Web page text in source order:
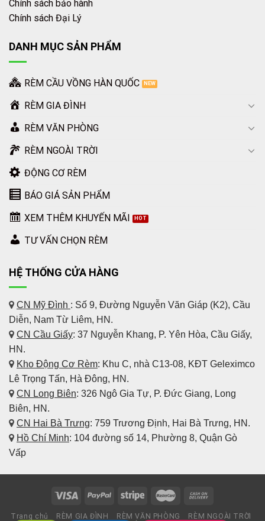
Chính sách bảo hành
Chính sách Đại Lý
DANH MỤC SẢN PHẨM
RÈM CẦU VỒNG HÀN QUỐC
RÈM GIA ĐÌNH
RÈM VĂN PHÒNG
RÈM NGOÀI TRỜI
ĐỘNG CƠ RÈM
BÁO GIÁ SẢN PHẨM
XEM THÊM KHUYẾN MÃI
TƯ VẤN CHỌN RÈM
HỆ THỐNG CỬA HÀNG
CN Mỹ Đình : Số 9, Đường Nguyễn Văn Giáp (K2), Cầu
Diễn, Nam Từ Liêm, HN.
CN Cầu Giấy: 37 Nguyễn Khang, P. Yên Hòa, Cầu Giấy,
HN.
Kho Động Cơ Rèm: Khu C, nhà C13-08, KĐT Geleximco
Lê Trọng Tấn, Hà Đông, HN.
CN Long Biên: 326 Ngô Gia Tự, P. Đức Giang, Long
Biên, HN.
CN Hai Bà Trưng: 759 Trương Định, Hai Bà Trưng, HN.
Hồ Chí Minh: 104 đường số 14, Phường 8, Quận Gò
Vấp
Trang chủ RÈM GIA ĐÌNH RÈM VĂN PHÒNG
RÈM NGOÀI TRỜI